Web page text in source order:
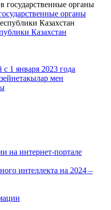
органы
Казахстан
1 января 2023 года
мен
на интернет-портале
интеллекта на 2024 –